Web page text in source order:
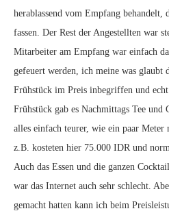
herablassend vom Empfang
fassen. Der Rest der Angestellten war
Mitarbeiter am Empfang war einfach
gefeuert werden, ich meine was glaubt
Frühstück im Preis inbegriffen und
Frühstück gab es Nachmittags Tee und
alles einfach teurer, wie ein paar Meter
z.B. kosteten hier 75.000 IDR und
Auch das Essen und die ganzen
war das Internet auch sehr schlecht.
gemacht hatten kann ich beim